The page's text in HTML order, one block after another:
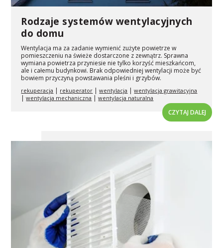
Rodzaje systemów wentylacyjnych
do domu
Wentylacja ma za zadanie wymienić zużyte powietrze w
pomieszczeniu na świeże dostarczone z zewnątrz. Sprawna
wymiana powietrza przyniesie nie tylko korzyść mieszkańcom,
ale i całemu budynkowi. Brak odpowiedniej wentylacji może być
bowiem przyczyną powstawania pleśni i grzybów.
rekuperacja | rekuperator |wentylacja |wentylacja grawitacyjna
|wentylacja mechaniczna |wentylacja naturalna
CZYTAJ DALEJ